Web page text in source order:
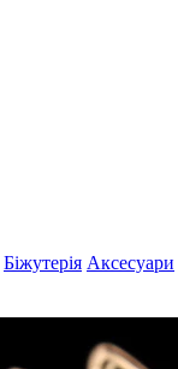
Біжутерія Аксесуари